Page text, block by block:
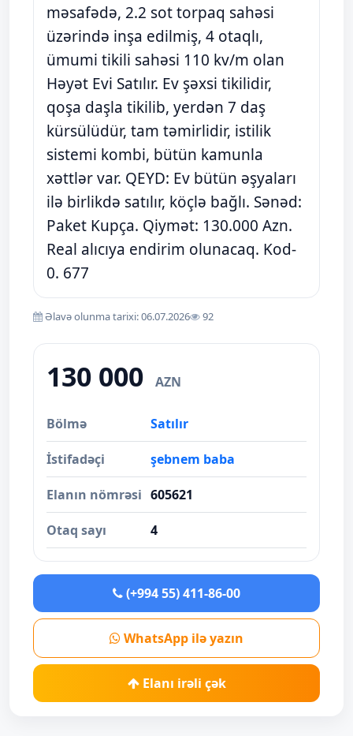
məsafədə, 2.2 sot torpaq sahəsi
üzərində inşa edilmiş, 4 otaqlı,
ümumi tikili sahəsi 110 kv/m olan
Həyət Evi Satılır. Ev şəxsi tikilidir,
qoşa daşla tikilib, yerdən 7 daş
kürsülüdür, tam təmirlidir, istilik
sistemi kombi, bütün kamunla
xəttlər var. QEYD: Ev bütün əşyaları
ilə birlikdə satılır, köçlə bağlı. Sənəd:
Paket Kupça. Qiymət: 130.000 Azn.
Real alıcıya endirim olunacaq. Kod-
0. 677
Əlavə olunma tarixi: 06.07.2026 92
130 000 AZN
Bölmə Satılır
İstifadəçi şebnem baba
Elanın nömrəsi 605621
Otaq sayı 4
(+994 55) 411-86-00
WhatsApp ilə yazın
Elanı irəli çək